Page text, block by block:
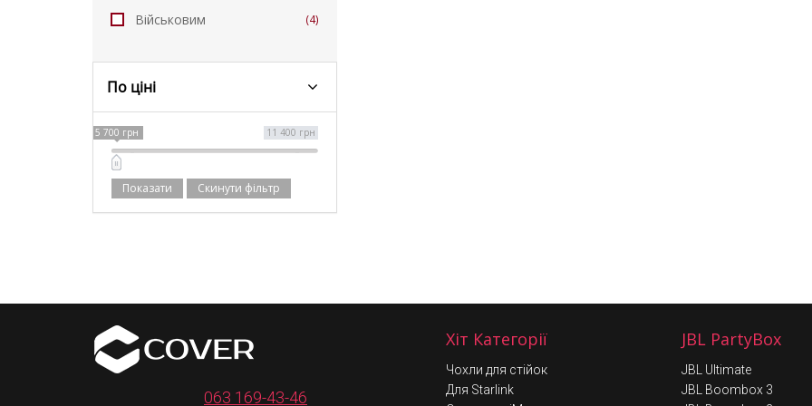
Військовим (4)
По ціні
11 400 грн
5 700 грн
Скинути фільтр
063 169-43-46
Хіт Категорії
Чохли для стійок
Для Starlink
JBL PartyBox
JBL Ultimate
JBL Boombox 3